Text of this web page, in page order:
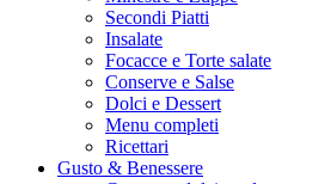
Secondi Piatti
Insalate
Focacce e Torte salate
Conserve e Salse
Dolci e Dessert
Menu completi
Ricettari
Gusto & Benessere